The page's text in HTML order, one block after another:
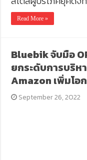
Read More »
Bluebik จับมือ
ยกระดับการบริห
Amazon เพิ่มโอ
September 26, 2022